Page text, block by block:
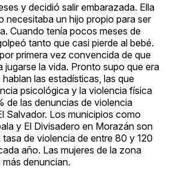
y decidió salir embarazada. Ella
necesitaba un hijo propio para ser
Cuando tenía pocos meses de
tanto que casi pierde al bebé.
primera vez convencida de que
jugarse la vida. Pronto supo que era
las estadísticas, las que
psicológica y la violencia física
de las denuncias de violencia
Salvador. Los municipios como
y El Divisadero en Morazán son
de violencia de entre 80 y 120
año. Las mujeres de la zona
denuncian.